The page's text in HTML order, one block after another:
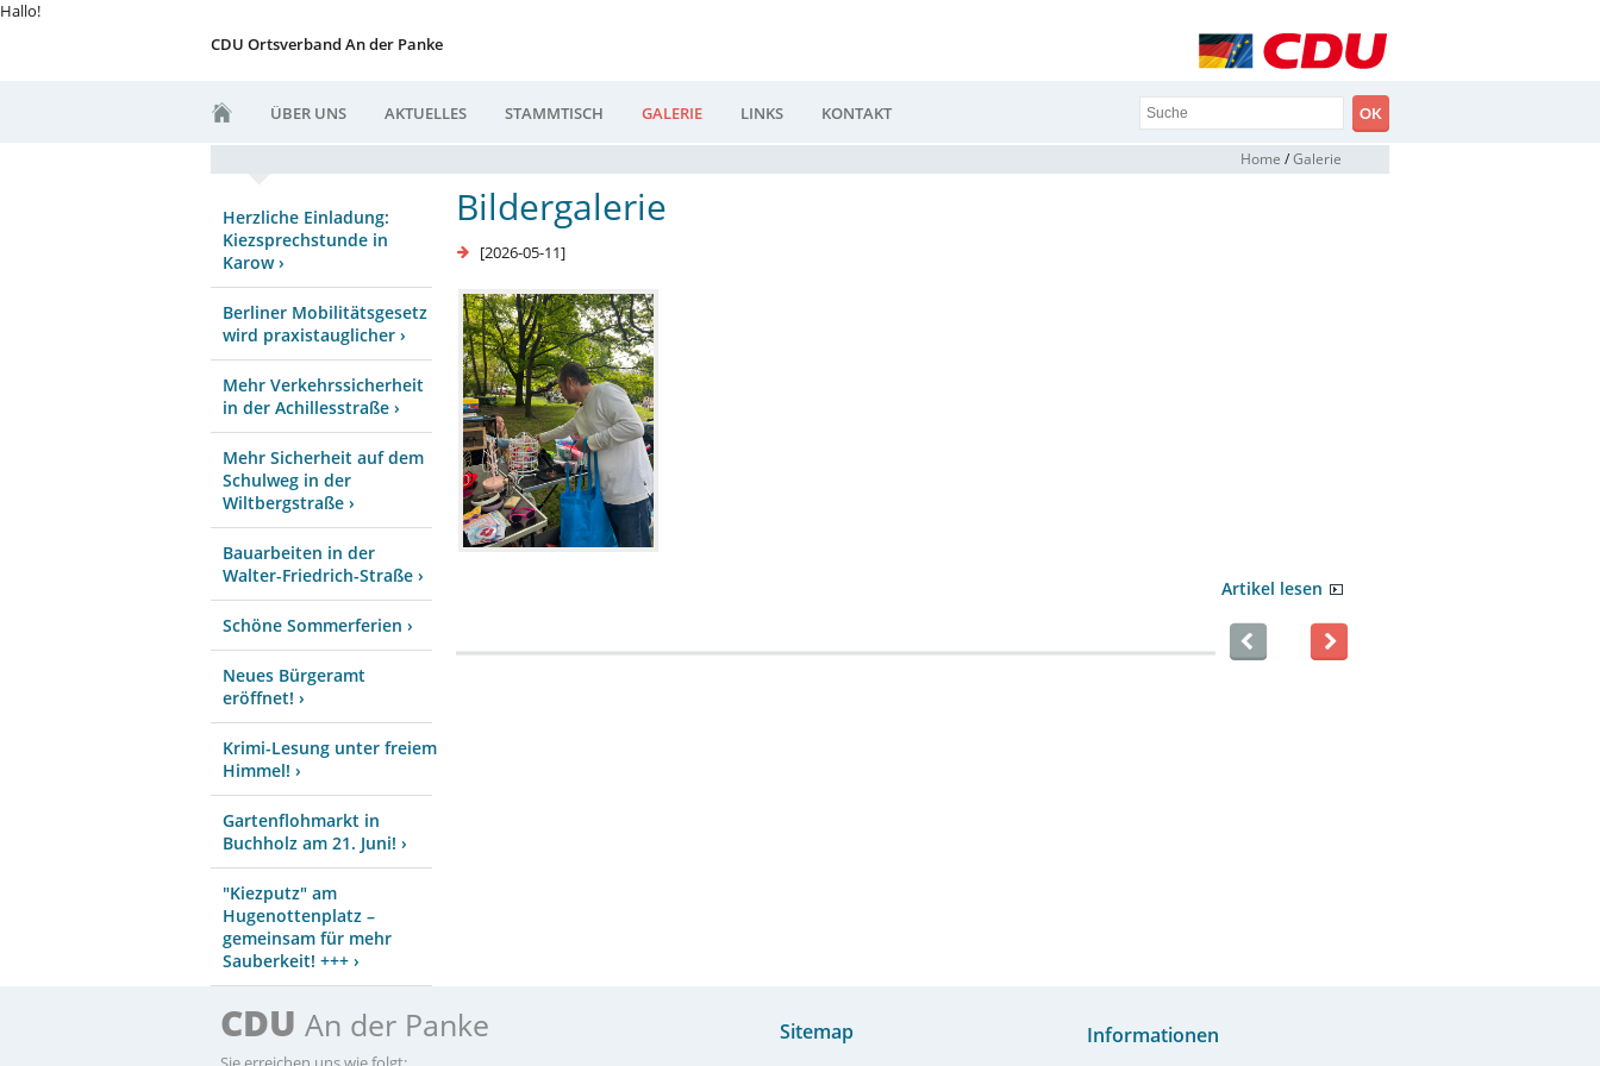
Hallo!
CDU Ortsverband An der Panke
ÜBER UNS AKTUELLES STAMMTISCH GALERIE LINKS KONTAKT
Home /Galerie
Herzliche Einladung:
Kiezsprechstunde in
Karow ›
Berliner Mobilitätsgesetz
wird praxistauglicher ›
Mehr Verkehrssicherheit
in der Achillesstraße ›
Mehr Sicherheit auf dem
Schulweg in der
Wiltbergstraße ›
Bauarbeiten in der
Walter-Friedrich-Straße ›
Schöne Sommerferien ›
Neues Bürgeramt
eröffnet! ›
Krimi-Lesung unter freiem
Himmel! ›
Gartenflohmarkt in
Buchholz am 21. Juni! ›
"Kiezputz" am
Hugenottenplatz –
gemeinsam für mehr
Sauberkeit! +++ ›
Bildergalerie
[2026-05-11]
Artikel lesen
CDU An der Panke Sitemap Informationen